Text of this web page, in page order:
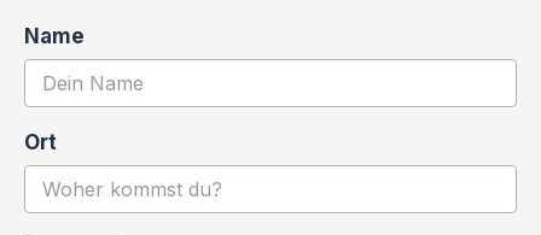
Name
Ort